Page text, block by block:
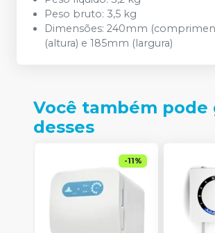
Peso bruto: 3,5 kg
Dimensões: 240mm
(altura) e 185mm (largura)
Você também pode
desses
-11%